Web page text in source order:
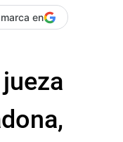
en